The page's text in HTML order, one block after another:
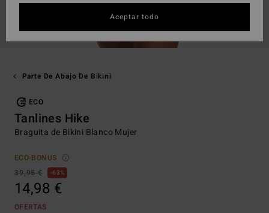
Parte De Abajo De Bikini
ECO
Tanlines Hike
Braguita de Bikini Blanco Mujer
ECO-BONUS
39,95 €
63%
14,98 €
OFERTAS
Aceptar todo